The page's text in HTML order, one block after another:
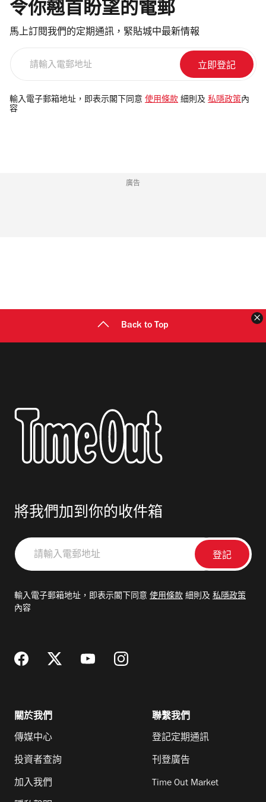
令你翹首盼望的電郵
馬上訂閱我們的定期通訊，緊貼城中最新情報
電
郵
輸入電子郵箱地址，即表示閣下同意 使用條款 細則及 私隱政策內
容
廣告
Back to Top
將我們加到你的收件箱
請
輸
郵
輸入電子郵箱地址，即表示閣下同意 使用條款 細則及 私隱政策
內容
關於我們
傳媒中心
投資者查詢
加入我們
聯繫我們
登記定期通訊
刊登廣告
Time Out Market